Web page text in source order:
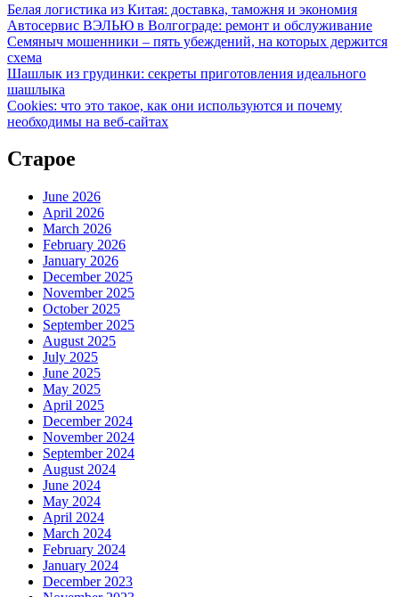
Белая логистика из Китая: доставка, таможня и экономия
Автосервис ВЭЛЬЮ в Волгограде: ремонт и обслуживание
Семяныч мошенники – пять убеждений, на которых держится
схема
Шашлык из грудинки: секреты приготовления идеального
шашлыка
Cookies: что это такое, как они используются и почему
необходимы на веб-сайтах
Старое
June 2026
April 2026
March 2026
February 2026
January 2026
December 2025
November 2025
October 2025
September 2025
August 2025
July 2025
June 2025
May 2025
April 2025
December 2024
November 2024
September 2024
August 2024
June 2024
May 2024
April 2024
March 2024
February 2024
January 2024
December 2023